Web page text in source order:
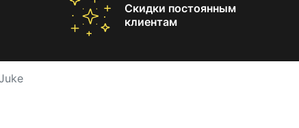
Скидки постоянным
клиентам